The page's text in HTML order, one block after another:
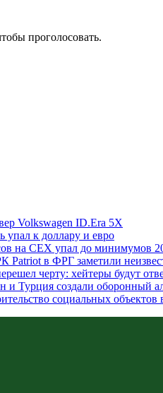
проголосовать.
Volkswagen ID.Era 5X
упал к доллару и евро
на CEX упал до минимумов
Patriot в ФРГ заметили
черту: хейтеры будут
и Турция создали оборонный
социальных объектов